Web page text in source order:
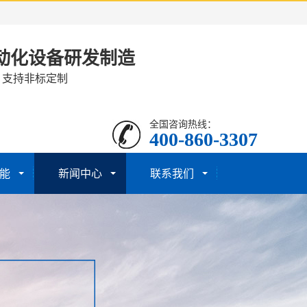
化设备研发制造
支持非标定制
全国咨询热线：
400-860-3307
新闻中心 联系我们